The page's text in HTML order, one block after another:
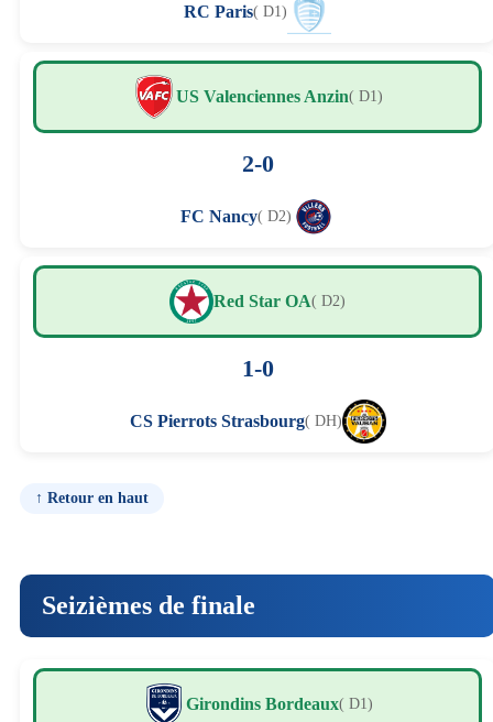
RC Paris( D1)
US Valenciennes Anzin( D1)
2-0
FC Nancy( D2)
Red Star OA( D2)
1-0
CS Pierrots Strasbourg( DH)
↑ Retour en haut
Seizièmes de finale
Girondins Bordeaux( D1)